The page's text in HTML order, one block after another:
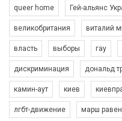
queer home Гей-альянс
великобритания виталий
власть выборы гау
дискриминация дональд
камин-аут киев
лгбт-движение марш